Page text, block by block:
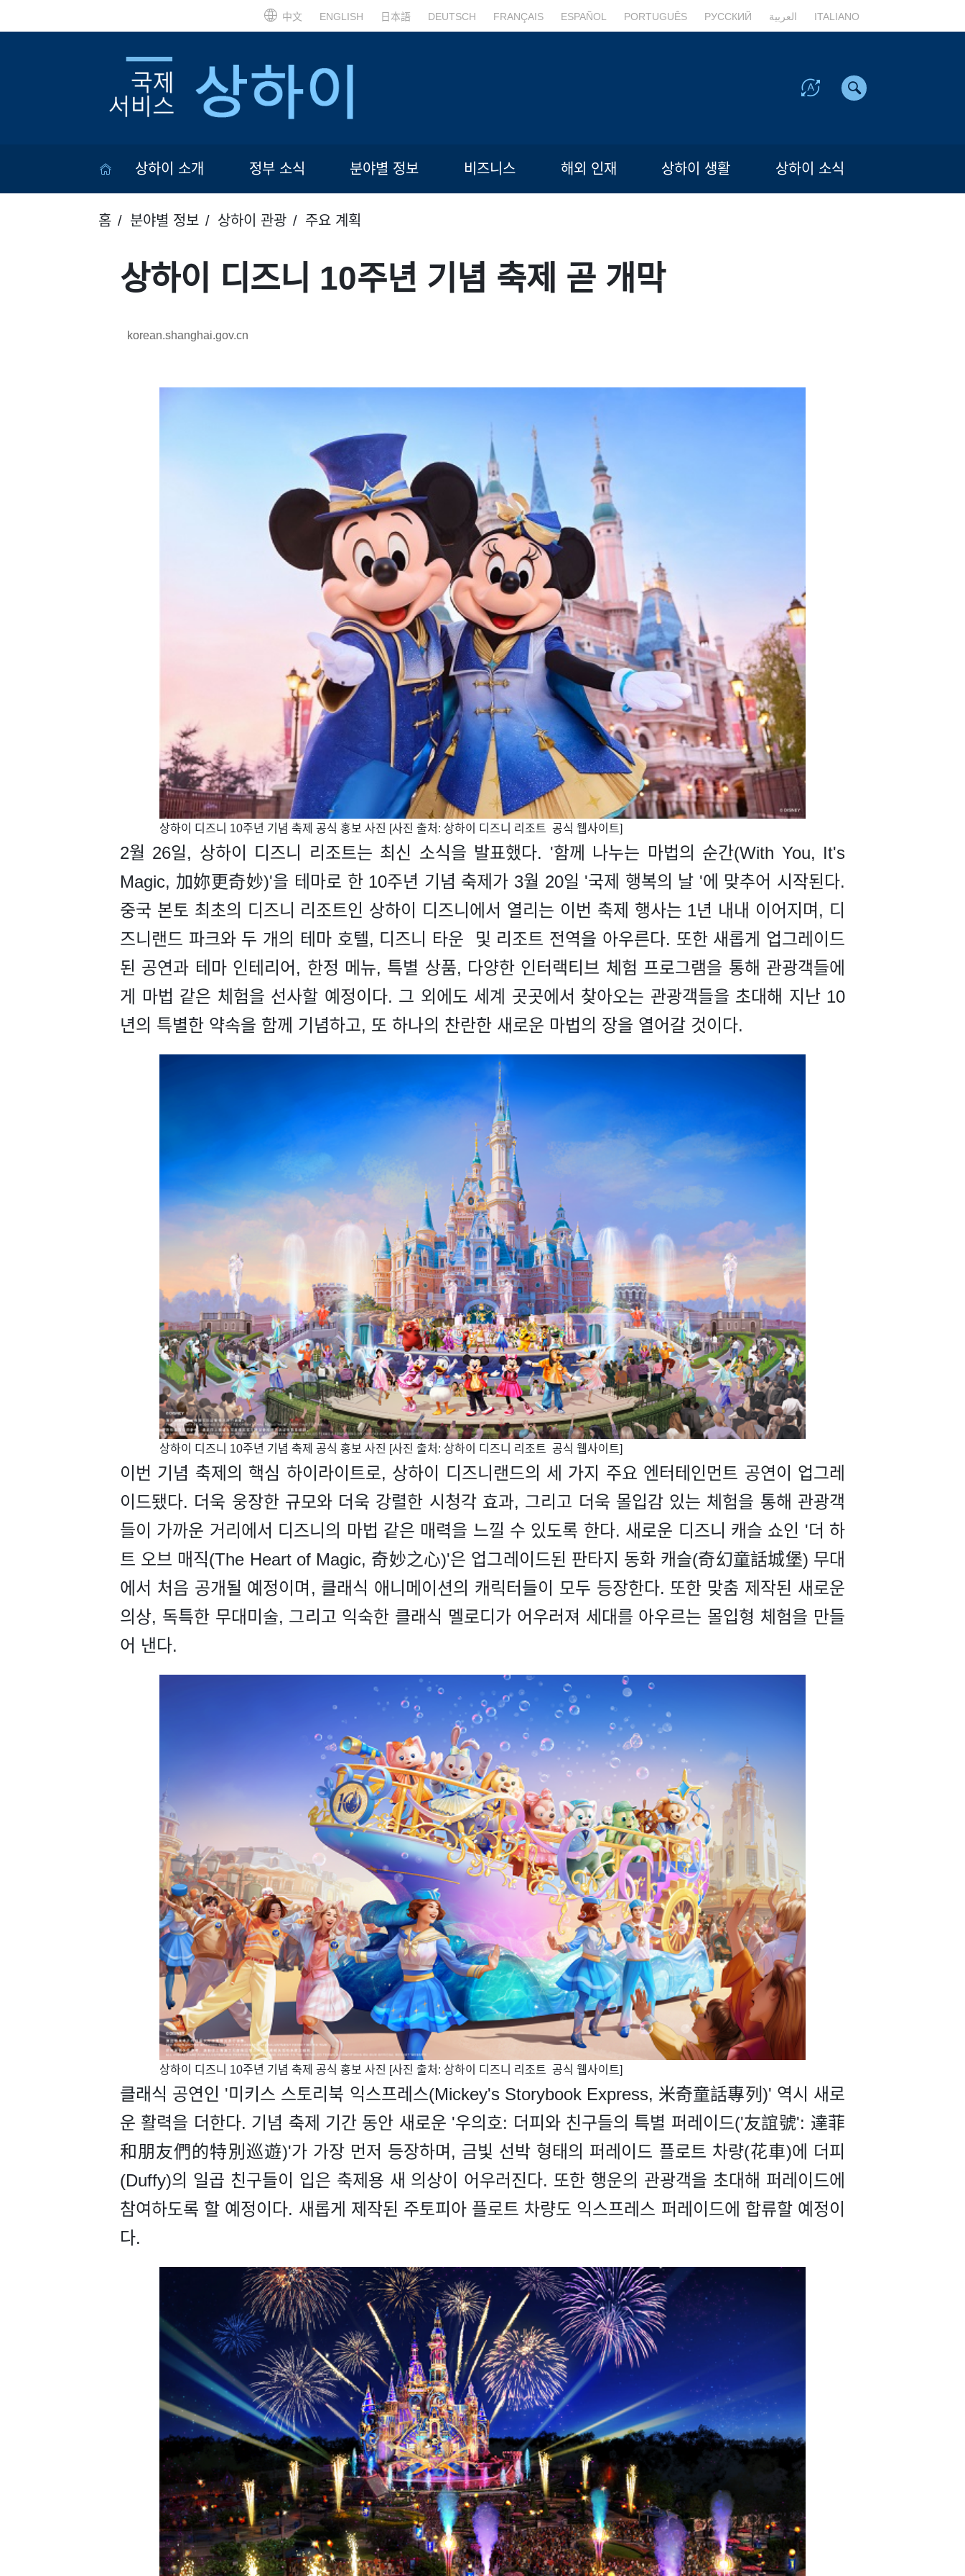
中文 ENGLISH 日本語 DEUTSCH FRANÇAIS ESPAÑOL PORTUGUÊS РУССКИЙ العربية ITALIANO
상하이 소개 정부 소식 분야별 정보 비즈니스 해외 인재 상하이 생활 상하이 소식
홈 분야별 정보 상하이 관광 주요 계획
상하이 디즈니 10주년 기념 축제 곧 개막
korean.shanghai.gov.cn
​상하이 디즈니 10주년 기념 축제 공식 홍보 사진 [사진 출처: 상하이 디즈니 리조트 공식 웹사이트]
2월 26일, 상하이 디즈니 리조트는 최신 소식을 발표했다. '함께 나누는 마법의 순간(With You, It's
Magic, 加妳更奇妙)'을 테마로 한 10주년 기념 축제가 3월 20일 '국제 행복의 날 '에 맞추어 시작된다.
중국 본토 최초의 디즈니 리조트인 상하이 디즈니에서 열리는 이번 축제 행사는 1년 내내 이어지며, 디
즈니랜드 파크와 두 개의 테마 호텔, 디즈니 타운 및 리조트 전역을 아우른다. 또한 새롭게 업그레이드
된 공연과 테마 인테리어, 한정 메뉴, 특별 상품, 다양한 인터랙티브 체험 프로그램을 통해 관광객들에
게 마법 같은 체험을 선사할 예정이다. 그 외에도 세계 곳곳에서 찾아오는 관광객들을 초대해 지난 10
년의 특별한 약속을 함께 기념하고, 또 하나의 찬란한 새로운 마법의 장을 열어갈 것이다.
​상하이 디즈니 10주년 기념 축제 공식 홍보 사진 [사진 출처: 상하이 디즈니 리조트 공식 웹사이트]
이번 기념 축제의 핵심 하이라이트로, 상하이 디즈니랜드의 세 가지 주요 엔터테인먼트 공연이 업그레
이드됐다. 더욱 웅장한 규모와 더욱 강렬한 시청각 효과, 그리고 더욱 몰입감 있는 체험을 통해 관광객
들이 가까운 거리에서 디즈니의 마법 같은 매력을 느낄 수 있도록 한다. 새로운 디즈니 캐슬 쇼인 '더 하
트 오브 매직(The Heart of Magic, 奇妙之心)'은 업그레이드된 판타지 동화 캐슬(奇幻童話城堡) 무대
에서 처음 공개될 예정이며, 클래식 애니메이션의 캐릭터들이 모두 등장한다. 또한 맞춤 제작된 새로운
의상, 독특한 무대미술, 그리고 익숙한 클래식 멜로디가 어우러져 세대를 아우르는 몰입형 체험을 만들
어 낸다.
​상하이 디즈니 10주년 기념 축제 공식 홍보 사진 [사진 출처: 상하이 디즈니 리조트 공식 웹사이트]
클래식 공연인 '미키스 스토리북 익스프레스(Mickey's Storybook Express, 米奇童話專列)' 역시 새로
운 활력을 더한다. 기념 축제 기간 동안 새로운 '우의호: 더피와 친구들의 특별 퍼레이드('友誼號': 達菲
和朋友們的特別巡遊)'가 가장 먼저 등장하며, 금빛 선박 형태의 퍼레이드 플로트 차량(花車)에 더피
(Duffy)의 일곱 친구들이 입은 축제용 새 의상이 어우러진다. 또한 행운의 관광객을 초대해 퍼레이드에
참여하도록 할 예정이다. 새롭게 제작된 주토피아 플로트 차량도 익스프레스 퍼레이드에 합류할 예정이
다.